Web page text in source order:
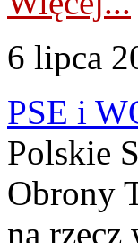
6 lipca
PSE i
Polskie
Obrony
na